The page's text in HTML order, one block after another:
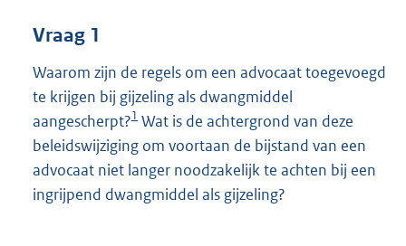
b
Vraag 1
Waarom zijn de regels om een advocaat toegevoegd
te krijgen bij gijzeling als dwangmiddel
aangescherpt?1 Wat is de achtergrond van deze
beleidswijziging om voortaan de bijstand van een
advocaat niet langer noodzakelijk te achten bij een
ingrijpend dwangmiddel als gijzeling?